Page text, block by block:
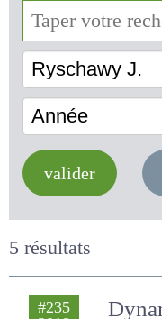
Ryschawy J.
valider
5 résultats